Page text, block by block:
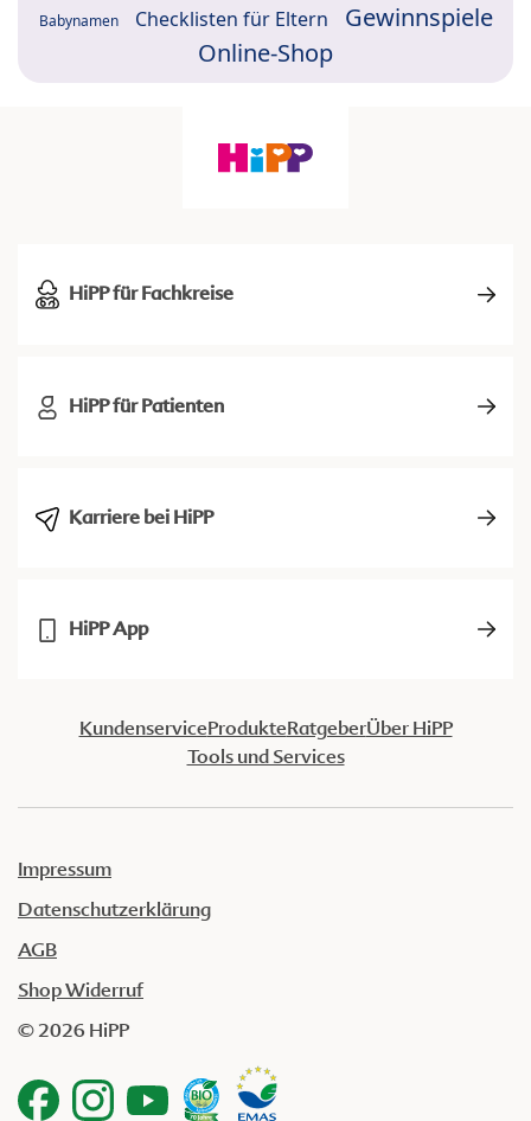
Babynamen Checklisten für Eltern
Gewinnspiele
Online-Shop
HiPP für Fachkreise
HiPP für Patienten
Karriere bei HiPP
HiPP App
KundenserviceProdukteRatgeberÜber HiPP
Tools und Services
Impressum
Datenschutzerklärung
AGB
Shop Widerruf
© 2026 HiPP